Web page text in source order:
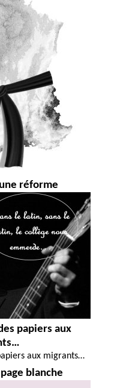
réforme
papiers aux
blanche